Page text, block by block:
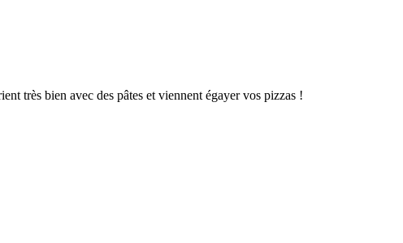
très bien avec des pâtes et viennent égayer vos pizzas !